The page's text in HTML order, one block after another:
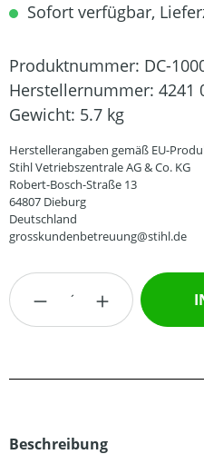
Sofort verfügbar,
Produktnummer: DC-
Herstellernummer: 4241
Gewicht: 5.7 kg
Herstellerangaben gemäß EU-
Stihl Vetriebszentrale AG & Co. KG
Robert-Bosch-Straße 13
64807 Dieburg
Deutschland
grosskundenbetreuung@stihl.de
Produkt Anzahl:
Beschreibung